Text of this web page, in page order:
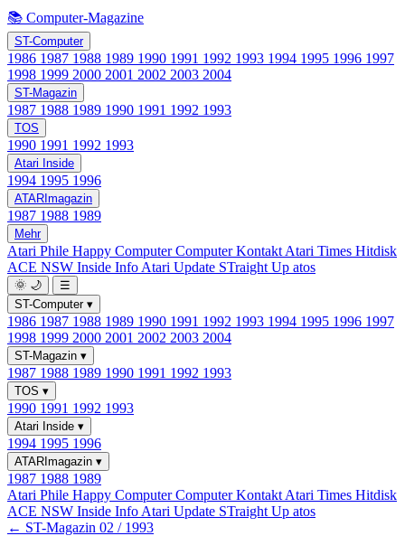
📚 Computer-Magazine
ST-Computer
1986 1987 1988 1989 1990 1991 1992 1993 1994 1995 1996 1997
1998 1999 2000 2001 2002 2003 2004
ST-Magazin
1987 1988 1989 1990 1991 1992 1993
TOS
1990 1991 1992 1993
Atari Inside
1994 1995 1996
ATARImagazin
1987 1988 1989
Mehr
Atari Phile Happy ComputerComputer Kontakt Atari Times Hitdisk
ACE NSW Inside Info Atari Update STraight Up atos
🌞 🌙
☰
ST-Computer ▾
1986 1987 1988 1989 1990 1991 1992 1993 1994 1995 1996 1997
1998 1999 2000 2001 2002 2003 2004
ST-Magazin ▾
1987 1988 1989 1990 1991 1992 1993
TOS ▾
1990 1991 1992 1993
Atari Inside ▾
1994 1995 1996
ATARImagazin ▾
1987 1988 1989
Atari Phile Happy ComputerComputer Kontakt Atari Times Hitdisk
ACE NSW Inside Info Atari Update STraight Up atos
← ST-Magazin 02 / 1993